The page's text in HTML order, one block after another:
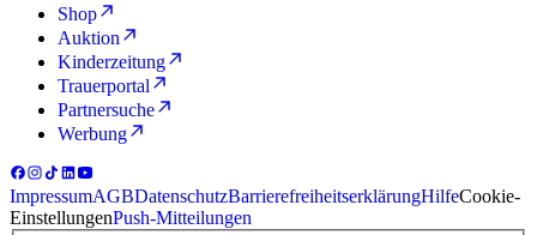
Shop
Auktion
Kinderzeitung
Trauerportal
Partnersuche
Werbung
ImpressumAGBDatenschutzBarrierefreiheitserklärungHilfeCookie-
EinstellungenPush-Mitteilungen